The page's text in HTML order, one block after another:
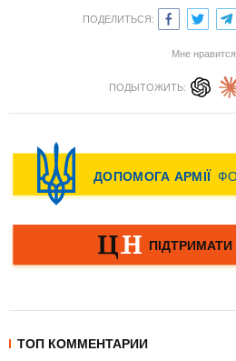
ПОДЕЛИТЬСЯ:
Мне нравится
ПОДЫТОЖИТЬ:
ТОП КОММЕНТАРИИ